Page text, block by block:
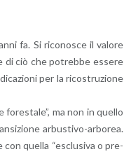
fa. Si ri­co­no­sce il va­lo­re
di ciò che po­treb­be es­se­re
per la ri­co­stru­zio­ne
ma non in quel­lo
ar­bu­sti­vo-ar­bo­rea.
quel­la “esclu­si­va o pre­